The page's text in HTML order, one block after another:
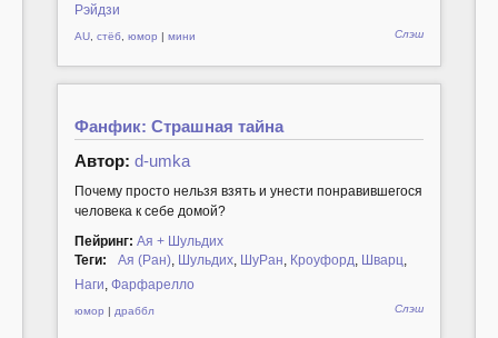
Рэйдзи
AU стёб юмор | мини Слэш
Фанфик: Страшная тайна
Автор: d-umka
Почему просто нельзя взять и унести понравившегося
человека к себе домой?
Пейринг: Ая + Шульдих
Теги:
Ая (Ран) Шульдих ШуРан Кроуфорд Шварц
Наги Фарфарелло
юмор | драббл Слэш